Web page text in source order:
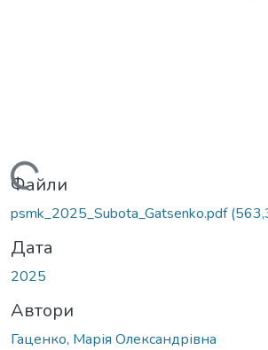
Вантажиться...
Файли
psmk_2025_Subota_Gatsenko.pdf
Дата
2025
Автори
Гаценко, Марія Олександрівна